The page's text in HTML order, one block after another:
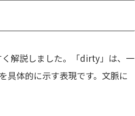
解説しました。「dirty」は、一
具体的に示す表現です。文脈に